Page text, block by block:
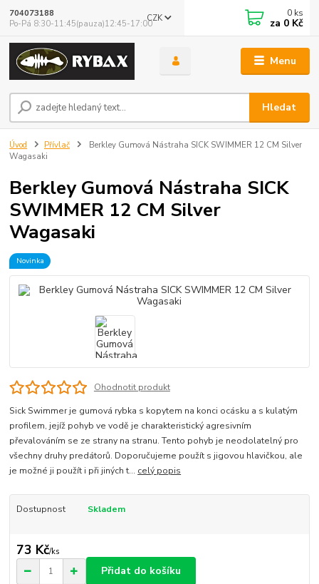
Menu
CZK
Hledat
704073188
Po-Pá 8:30-11:45(pauza)12:45-17:00
0 ks
za 0 Kč
Úvod Přívlač
Berkley Gumová Nástraha SICK SWIMMER 12 CM Silver
Wagasaki
Berkley Gumová Nástraha SICK
SWIMMER 12 CM Silver
Wagasaki
Novinka
Ohodnotit produkt
Sick Swimmer je gumová rybka s kopytem na konci ocásku a s kulatým
profilem, jejíž pohyb ve vodě je charakteristický agresivním
převalováním se ze strany na stranu. Tento pohyb je neodolatelný pro
všechny druhy predátorů. Doporučujeme použít s jigovou hlavičkou, ale
je možné ji použít i při jiných t... celý popis
Dostupnost Skladem
73 Kč/ks
Přidat do košíku